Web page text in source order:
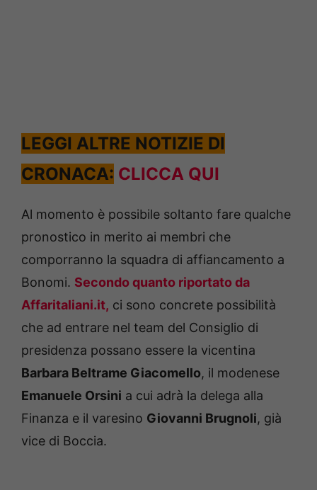
LEGGI ALTRE NOTIZIE DI
CRONACA: CLICCA QUI
Al momento è possibile soltanto fare qualche
pronostico in merito ai membri che
comporranno la squadra di affiancamento a
Bonomi. Secondo quanto riportato da
Affaritaliani.it, ci sono concrete possibilità
che ad entrare nel team del Consiglio di
presidenza possano essere la vicentina
Barbara Beltrame Giacomello, il modenese
Emanuele Orsini a cui adrà la delega alla
Finanza e il varesino Giovanni Brugnoli, già
vice di Boccia.